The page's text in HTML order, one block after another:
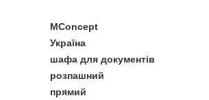
MConcept
Україна
шафа для документів
розпашний
прямий